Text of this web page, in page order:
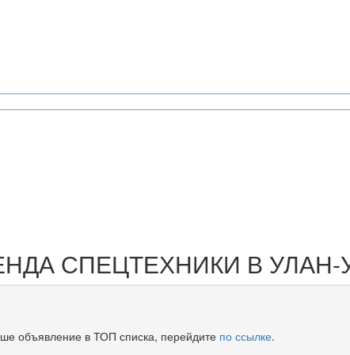
СПЕЦТЕХНИКИ В УЛАН-
объявление в ТОП списка, перейдите по ссылке.